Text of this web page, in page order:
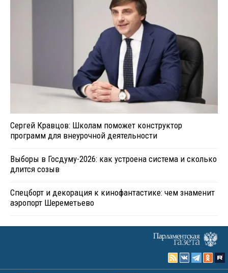
Сергей Кравцов: Школам поможет конструктор
программ для внеурочной деятельности
Выборы в Госдуму-2026: как устроена система и сколько
длится созыв
Спецборт и декорация к кинофантастике: чем знаменит
аэропорт Шереметьево